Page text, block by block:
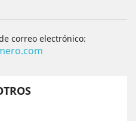
correo electrónico: